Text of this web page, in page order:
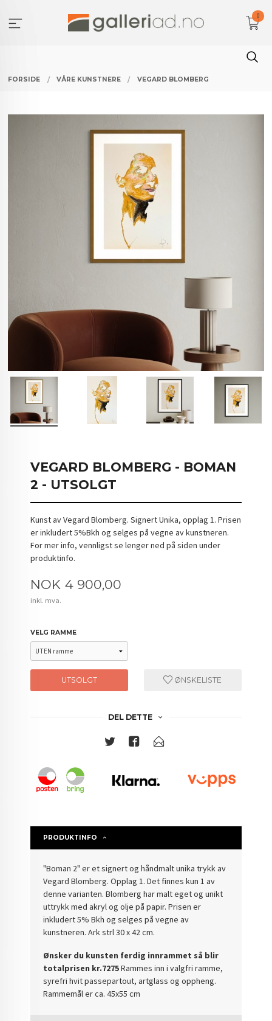
innholdet
0
FORSIDE VÅRE KUNSTNERE VEGARD BLOMBERG
VEGARD BLOMBERG - BOMAN
2 - UTSOLGT
Kunst av Vegard Blomberg. Signert Unika, opplag 1. Prisen
er inkludert 5%Bkh og selges på vegne av kunstneren.
For mer info, vennligst se lenger ned på siden under
produktinfo.
Pris
NOK 4 900,00
inkl. mva.
VELG RAMME
UTSOLGT ØNSKELISTE
DEL DETTE
PRODUKTINFO
"Boman 2" er et signert og håndmalt unika trykk av
Vegard Blomberg. Opplag 1. Det finnes kun 1 av
denne varianten. Blomberg har malt eget og unikt
uttrykk med akryl og olje på papir. Prisen er
inkludert 5% Bkh og selges på vegne av
kunstneren. Ark strl 30 x 42 cm.
Ønsker du kunsten ferdig innrammet så blir
totalprisen kr.7275Rammes inn i valgfri ramme,
syrefri hvit passepartout, artglass og oppheng.
Rammemål er ca. 45x55 cm